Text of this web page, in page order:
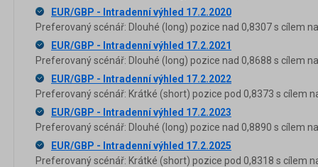
EUR/GBP - Intradenní výhled 17.2.2020
Preferovaný scénář: Dlouhé (long) pozice nad 0,8307 s cílem
EUR/GBP - Intradenní výhled 17.2.2021
Preferovaný scénář: Dlouhé (long) pozice nad 0,8688 s cílem
EUR/GBP - Intradenní výhled 17.2.2022
Preferovaný scénář: Krátké (short) pozice pod 0,8373 s cílem
EUR/GBP - Intradenní výhled 17.2.2023
Preferovaný scénář: Dlouhé (long) pozice nad 0,8890 s cílem
EUR/GBP - Intradenní výhled 17.2.2025
Preferovaný scénář: Krátké (short) pozice pod 0,8318 s cílem